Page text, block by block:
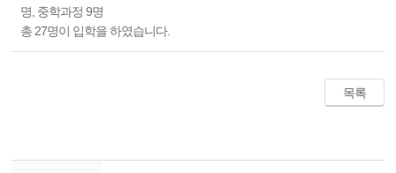
명, 중학과정 9명
총 27명이 입학을 하였습니다.
목록